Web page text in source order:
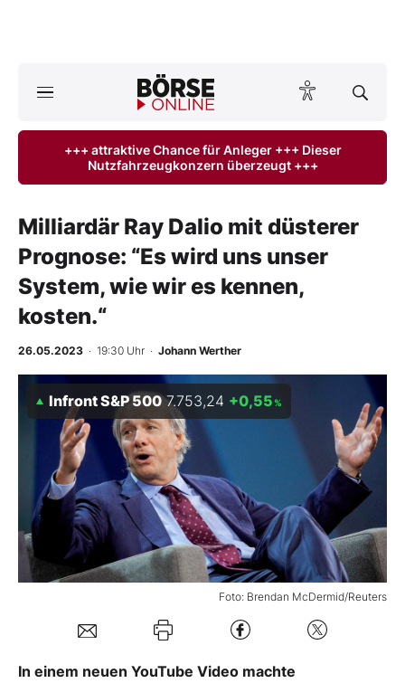
Anlageprodukte
Finanz-Check
Abo & Shop
BO-Musterdepots
Experten
Mein B:O
Mein Konto
Folgen Sie uns
Kontakt
+++ attraktive Chance für Anleger +++ Dieser
Nutzfahrzeugkonzern überzeugt +++
Milliardär Ray Dalio mit düsterer
Prognose: “Es wird uns unser
System, wie wir es kennen,
kosten.“
26.05.2023 · 19:30 Uhr · Johann Werther
Foto: Brendan McDermid/Reuters
Infront S&P 500 7.753,24 +0,55 %
In einem neuen YouTube Video machte